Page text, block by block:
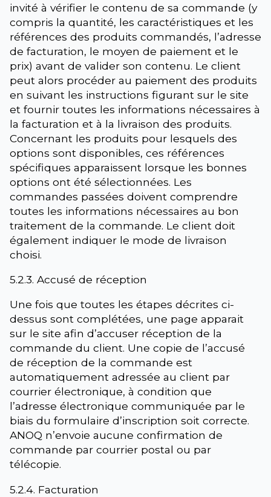
invité à vérifier le contenu de sa commande (y
compris la quantité, les caractéristiques et les
références des produits commandés, l’adresse
de facturation, le moyen de paiement et le
prix) avant de valider son contenu. Le client
peut alors procéder au paiement des produits
en suivant les instructions figurant sur le site
et fournir toutes les informations nécessaires à
la facturation et à la livraison des produits.
Concernant les produits pour lesquels des
options sont disponibles, ces références
spécifiques apparaissent lorsque les bonnes
options ont été sélectionnées. Les
commandes passées doivent comprendre
toutes les informations nécessaires au bon
traitement de la commande. Le client doit
également indiquer le mode de livraison
choisi.
5.2.3. Accusé de réception
Une fois que toutes les étapes décrites ci-
dessus sont complétées, une page apparait
sur le site afin d’accuser réception de la
commande du client. Une copie de l’accusé
de réception de la commande est
automatiquement adressée au client par
courrier électronique, à condition que
l’adresse électronique communiquée par le
biais du formulaire d’inscription soit correcte.
ANOQ n’envoie aucune confirmation de
commande par courrier postal ou par
télécopie.
5.2.4. Facturation